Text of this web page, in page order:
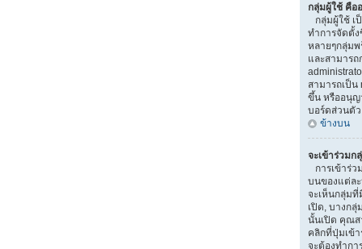
กลุ่มผู้ใช้ คือ
กลุ่มผู้ใช้ เ
ทำการจัดตั้
หลายๆกลุ่ม
และสามาร
สามารถเป็น
ขึ้น หรืออนุญ
บอร์ดส่วนตัว
ข้างบน
จะเข้าร่วมก
การเข้าร่
บนของแต่ล
จะเห็นกลุ่ม
เปิด, บางก
นั้นเปิด คุณส
คลิกที่ปุ่มเข้
จะต้องทำก